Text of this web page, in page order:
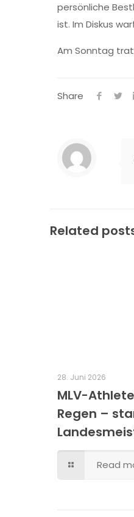
persönliche
ist. Im Diskus
Am Sonntag
Share
Related
28. Juni 2026
MLV-
Regen –
Read